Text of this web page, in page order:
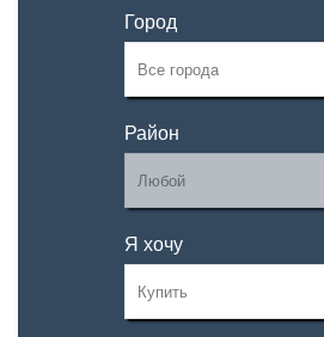
Город
Район
Я хочу